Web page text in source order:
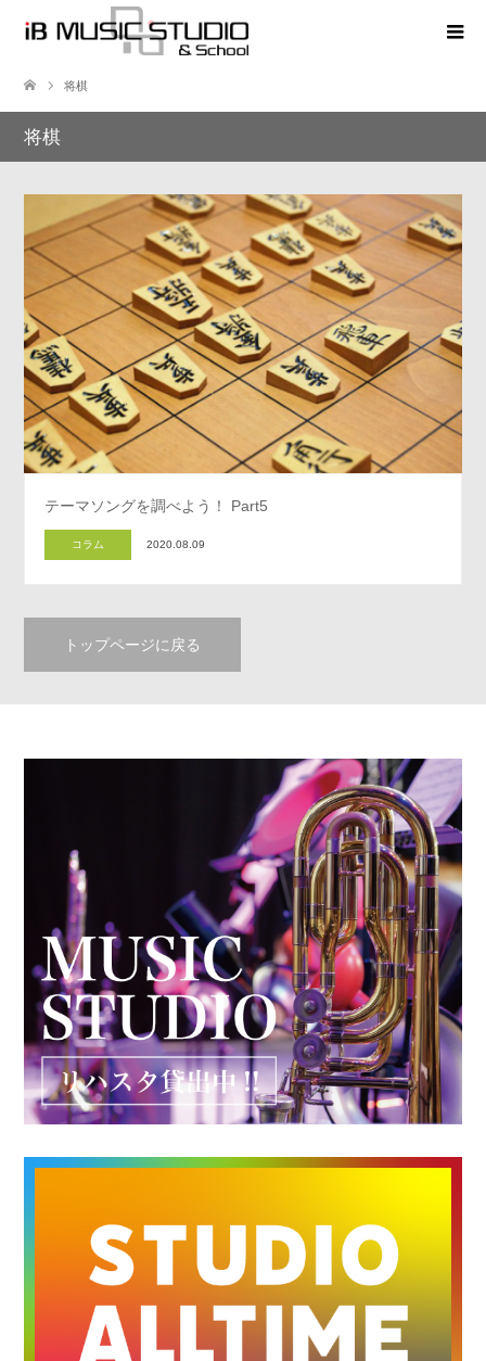
将棋
将棋
テーマソングを調べよう！ Part5
コラム 2020.08.09
トップページに戻る